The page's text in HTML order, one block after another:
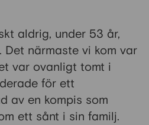
aldrig, under 53 år,
Det närmaste vi kom var
var ovanligt tomt i
för ett
av en kompis som
ett sånt i sin familj.